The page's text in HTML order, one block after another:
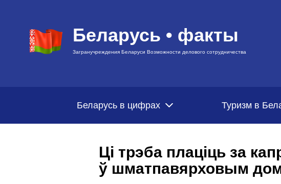
Беларусь • факты
Загранучреждения Беларуси Возможности делового сотрудничества
Беларусь в цифрах Туризм в
Ці трэба плаціць за
ў шматпавярховым